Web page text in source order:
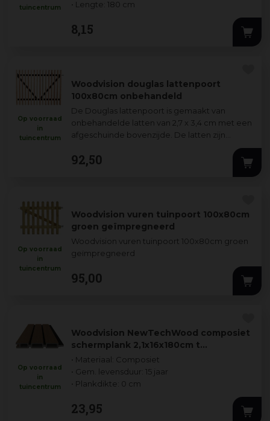
• Lengte: 180 cm
tuincentrum
8,15
Woodvision douglas lattenpoort
100x80cm onbehandeld
De Douglas lattenpoort is gemaakt van
onbehandelde latten van 2,7 x 3,4 cm met een
afgeschuinde bovenzijde. De latten zijn
voorzi...
Op voorraad
in
tuincentrum
92,50
Woodvision vuren tuinpoort 100x80cm
groen geïmpregneerd
Woodvision vuren tuinpoort 100x80cm groen
geïmpregneerd
Op voorraad
in
tuincentrum
95,00
Woodvision NewTechWood composiet
schermplank 2,1x16x180cm t…
• Materiaal: Composiet
• Gem. levensduur: 15 jaar
• Plankdikte: 0 cm
Op voorraad
in
tuincentrum
23,95